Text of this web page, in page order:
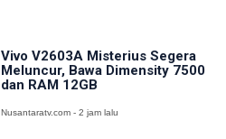
Vivo V2603A Misterius Segera
Meluncur, Bawa Dimensity 7500
dan RAM 12GB
Nusantaratv.com - 2 jam lalu